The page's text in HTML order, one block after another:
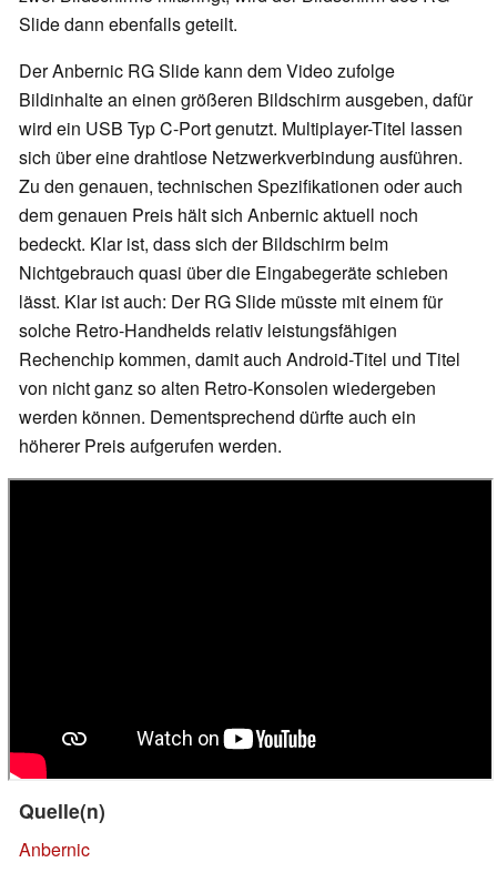
Slide dann ebenfalls geteilt.
Der Anbernic RG Slide kann dem Video zufolge
Bildinhalte an einen größeren Bildschirm ausgeben, dafür
wird ein USB Typ C-Port genutzt. Multiplayer-Titel lassen
sich über eine drahtlose Netzwerkverbindung ausführen.
Zu den genauen, technischen Spezifikationen oder auch
dem genauen Preis hält sich Anbernic aktuell noch
bedeckt. Klar ist, dass sich der Bildschirm beim
Nichtgebrauch quasi über die Eingabegeräte schieben
lässt. Klar ist auch: Der RG Slide müsste mit einem für
solche Retro-Handhelds relativ leistungsfähigen
Rechenchip kommen, damit auch Android-Titel und Titel
von nicht ganz so alten Retro-Konsolen wiedergeben
werden können. Dementsprechend dürfte auch ein
höherer Preis aufgerufen werden.
Quelle(n)
Anbernic